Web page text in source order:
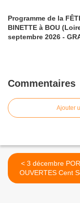
Programme de la FÊTE DE LA
BINETTE à BOU (Loiret) – 5 et 6
septembre 2026 -
Commentaires
Ajouter
< 3 décembre PORTES
OUVERTES Cent
Cinéma...